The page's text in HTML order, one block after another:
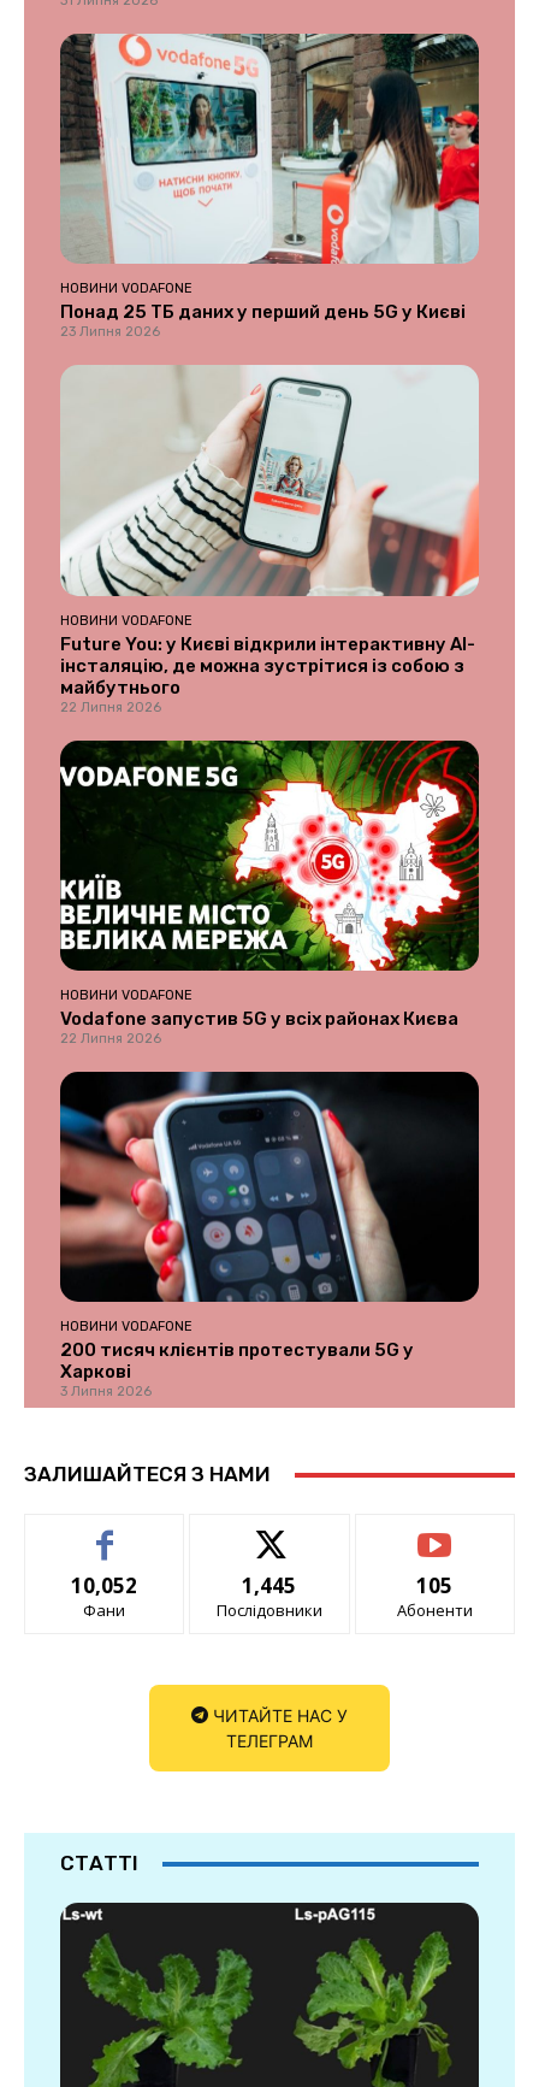
НОВИНИ VODAFONE
Понад 25 ТБ даних у перший день 5G у Києві
23 Липня 2026
НОВИНИ VODAFONE
Future You: у Києві відкрили інтерактивну AI-
інсталяцію, де можна зустрітися із собою з
майбутнього
22 Липня 2026
НОВИНИ VODAFONE
Vodafone запустив 5G у всіх районах Києва
22 Липня 2026
НОВИНИ VODAFONE
200 тисяч клієнтів протестували 5G у
Харкові
3 Липня 2026
ЗАЛИШАЙТЕСЯ З НАМИ
10,052
Фани
1,445
Послідовники
105
Абоненти
ЧИТАЙТЕ НАС У
ТЕЛЕГРАМ
СТАТТІ